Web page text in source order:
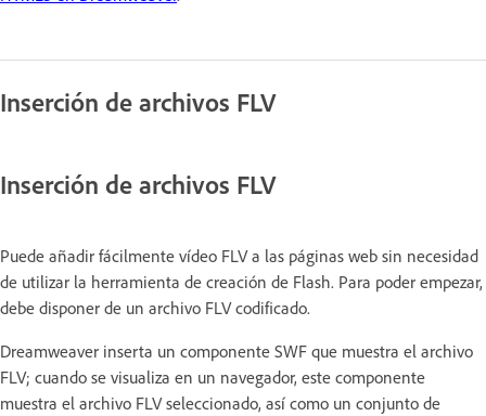
Inserción de archivos FLV
Inserción de archivos FLV
Puede añadir fácilmente vídeo FLV a las páginas web sin necesidad
de utilizar la herramienta de creación de Flash. Para poder empezar,
debe disponer de un archivo FLV codificado.
Dreamweaver inserta un componente SWF que muestra el archivo
FLV; cuando se visualiza en un navegador, este componente
muestra el archivo FLV seleccionado, así como un conjunto de